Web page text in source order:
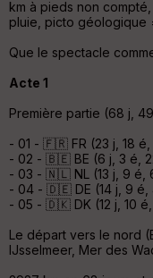
km à pieds non
pluie, picto géologique
Que le spectacle
Acte 1
Première partie (68 j,
- 01 - 🇫🇷 FR (23 j, 18 é,
- 02 - 🇧🇪 BE (6 j, 3 é,
- 03 - 🇳🇱 NL (13 j, 9 é,
- 04 - 🇩🇪 DE (14 j, 9 é,
- 05 - 🇩🇰 DK (12 j, 10
Le départ vers le nord
IJsselmeer, Mer des